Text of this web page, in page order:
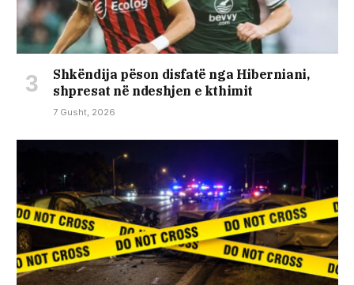
Shkëndija pëson disfatë nga Hiberniani,
shpresat në ndeshjen e kthimit
7 Gusht, 2026